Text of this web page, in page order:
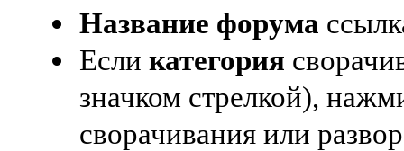
Название форума
Есликатегория
значком стрелкой),
сворачивания или